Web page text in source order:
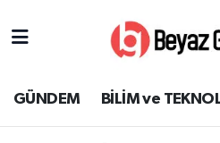
GÜNDEM BİLİM ve